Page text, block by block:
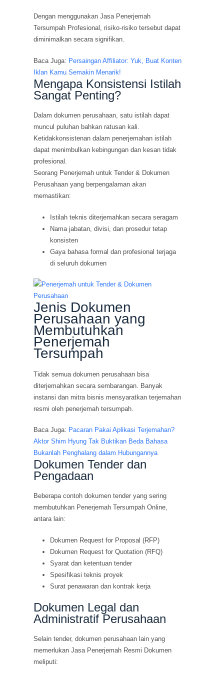
Dengan menggunakan Jasa Penerjemah
Tersumpah Profesional, risiko-risiko tersebut dapat
diminimalkan secara signifikan.
Baca Juga: Persaingan Affiliator: Yuk, Buat Konten
Iklan Kamu Semakin Menarik!
Mengapa Konsistensi Istilah
Sangat Penting?
Dalam dokumen perusahaan, satu istilah dapat
muncul puluhan bahkan ratusan kali.
Ketidakkonsistenan dalam penerjemahan istilah
dapat menimbulkan kebingungan dan kesan tidak
profesional.
Seorang Penerjemah untuk Tender & Dokumen
Perusahaan yang berpengalaman akan
memastikan:
Istilah teknis diterjemahkan secara seragam
Nama jabatan, divisi, dan prosedur tetap
konsisten
Gaya bahasa formal dan profesional terjaga
di seluruh dokumen
Jenis Dokumen
Perusahaan yang
Membutuhkan
Penerjemah
Tersumpah
Tidak semua dokumen perusahaan bisa
diterjemahkan secara sembarangan. Banyak
instansi dan mitra bisnis mensyaratkan terjemahan
resmi oleh penerjemah tersumpah.
Baca Juga: Pacaran Pakai Aplikasi Terjemahan?
Aktor Shim Hyung Tak Buktikan Beda Bahasa
Bukanlah Penghalang dalam Hubungannya
Dokumen Tender dan
Pengadaan
Beberapa contoh dokumen tender yang sering
membutuhkan Penerjemah Tersumpah Online,
antara lain:
Dokumen Request for Proposal (RFP)
Dokumen Request for Quotation (RFQ)
Syarat dan ketentuan tender
Spesifikasi teknis proyek
Surat penawaran dan kontrak kerja
Dokumen Legal dan
Administratif Perusahaan
Selain tender, dokumen perusahaan lain yang
memerlukan Jasa Penerjemah Resmi Dokumen
meliputi: